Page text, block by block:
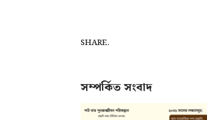
SHARE.
সম্পর্কিত সংবাদ